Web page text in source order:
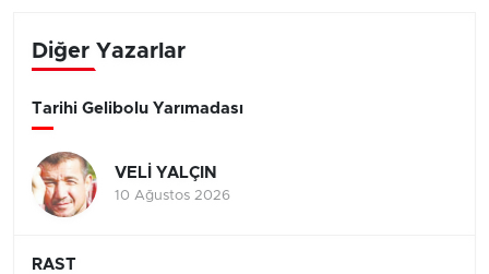
Diğer Yazarlar
Tarihi Gelibolu Yarımadası
VELİ YALÇIN
10 Ağustos 2026
RAST